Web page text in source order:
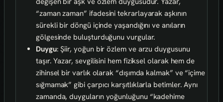
“zaman zaman” ifadesini tekrarlayarak aşkının
sürekli bir döngü içinde yaşandığını ve anıların
gölgesinde buluşturduğunu vurgular.
Duygu: Şiir, yoğun bir özlem ve arzu duygusunu
taşır. Yazar, sevgilisini hem fiziksel olarak hem de
zihinsel bir varlık olarak “dışımda kalmak” ve “içime
sığmamak” gibi çarpıcı karşıtlıklarla betimler. Aynı
zamanda, duyguların yoğunluğunu “kadehime